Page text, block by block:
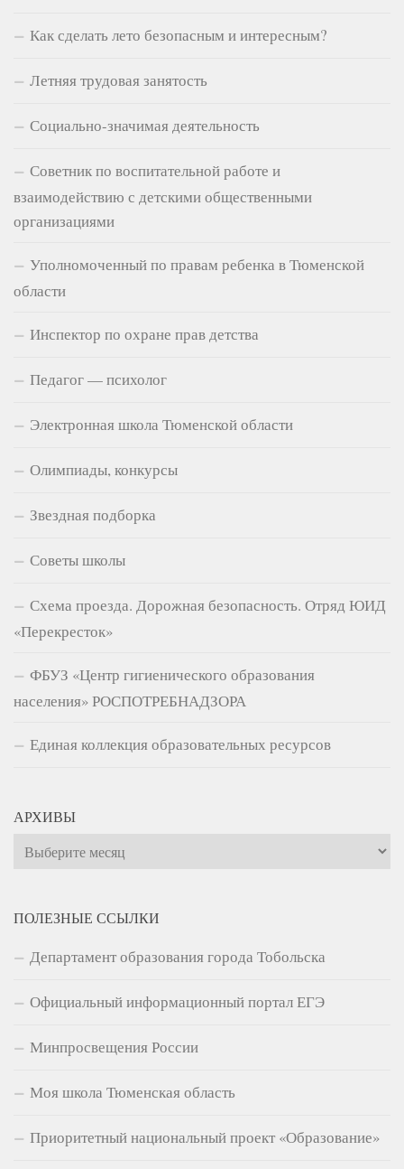
Как сделать лето безопасным и интересным?
Летняя трудовая занятость
Социально-значимая деятельность
Советник по воспитательной работе и
взаимодействию с детскими общественными
организациями
Уполномоченный по правам ребенка в Тюменской
области
Инспектор по охране прав детства
Педагог — психолог
Электронная школа Тюменской области
Олимпиады, конкурсы
Звездная подборка
Советы школы
Схема проезда. Дорожная безопасность. Отряд ЮИД
«Перекресток»
ФБУЗ «Центр гигиенического образования
населения» РОСПОТРЕБНАДЗОРА
Единая коллекция образовательных ресурсов
АРХИВЫ
Архивы
ПОЛЕЗНЫЕ ССЫЛКИ
Департамент образования города Тобольска
Официальный информационный портал ЕГЭ
Минпросвещения России
Моя школа Тюменская область
Приоритетный национальный проект «Образование»